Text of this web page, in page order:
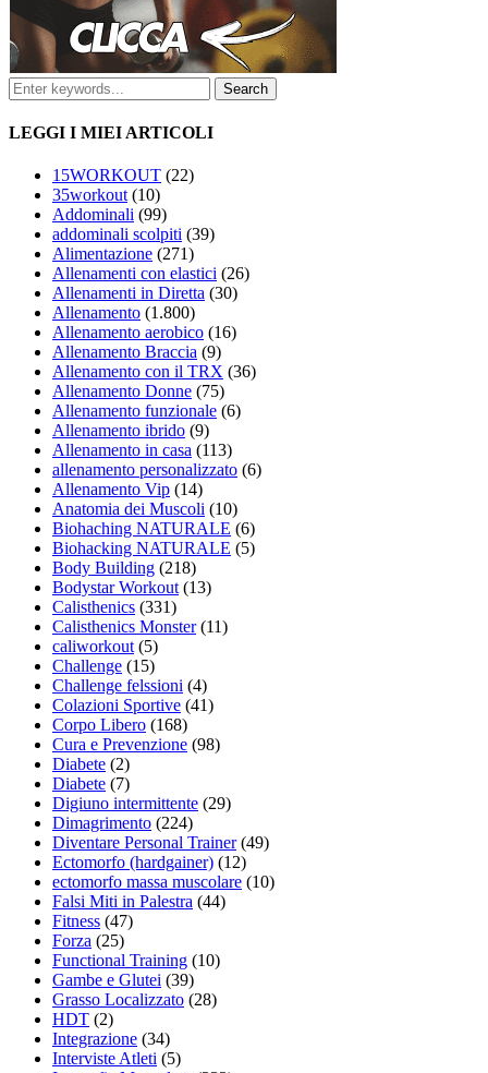
LEGGI I MIEI ARTICOLI
15WORKOUT (22)
35workout (10)
Addominali (99)
addominali scolpiti (39)
Alimentazione (271)
Allenamenti con elastici (26)
Allenamenti in Diretta (30)
Allenamento (1.800)
Allenamento aerobico (16)
Allenamento Braccia (9)
Allenamento con il TRX (36)
Allenamento Donne (75)
Allenamento funzionale (6)
Allenamento ibrido (9)
Allenamento in casa (113)
allenamento personalizzato (6)
Allenamento Vip (14)
Anatomia dei Muscoli (10)
Biohaching NATURALE (6)
Biohacking NATURALE (5)
Body Building (218)
Bodystar Workout (13)
Calisthenics (331)
Calisthenics Monster(11)
caliworkout (5)
Challenge (15)
Challenge felssioni (4)
Colazioni Sportive (41)
Corpo Libero (168)
Cura e Prevenzione (98)
Diabete (2)
Diabete (7)
Digiuno intermittente (29)
Dimagrimento (224)
Diventare Personal Trainer(49)
Ectomorfo (hardgainer) (12)
ectomorfo massa muscolare (10)
Falsi Miti in Palestra (44)
Fitness (47)
Forza (25)
Functional Training (10)
Gambe e Glutei (39)
Grasso Localizzato (28)
HDT (2)
Integrazione (34)
Interviste Atleti (5)